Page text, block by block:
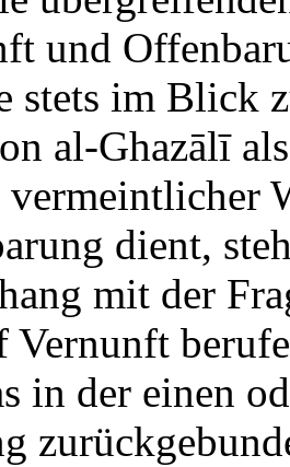
und
stets im Blick
al-Ghazālī
vermeintlicher
dient,
mit der
Vernunft
in der einen